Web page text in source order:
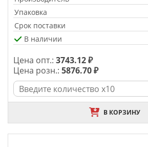
Упаковка
Срок поставки
В наличии
Цена опт.: 3743.12 ₽
Цена розн.: 5876.70 ₽
В КОРЗИНУ